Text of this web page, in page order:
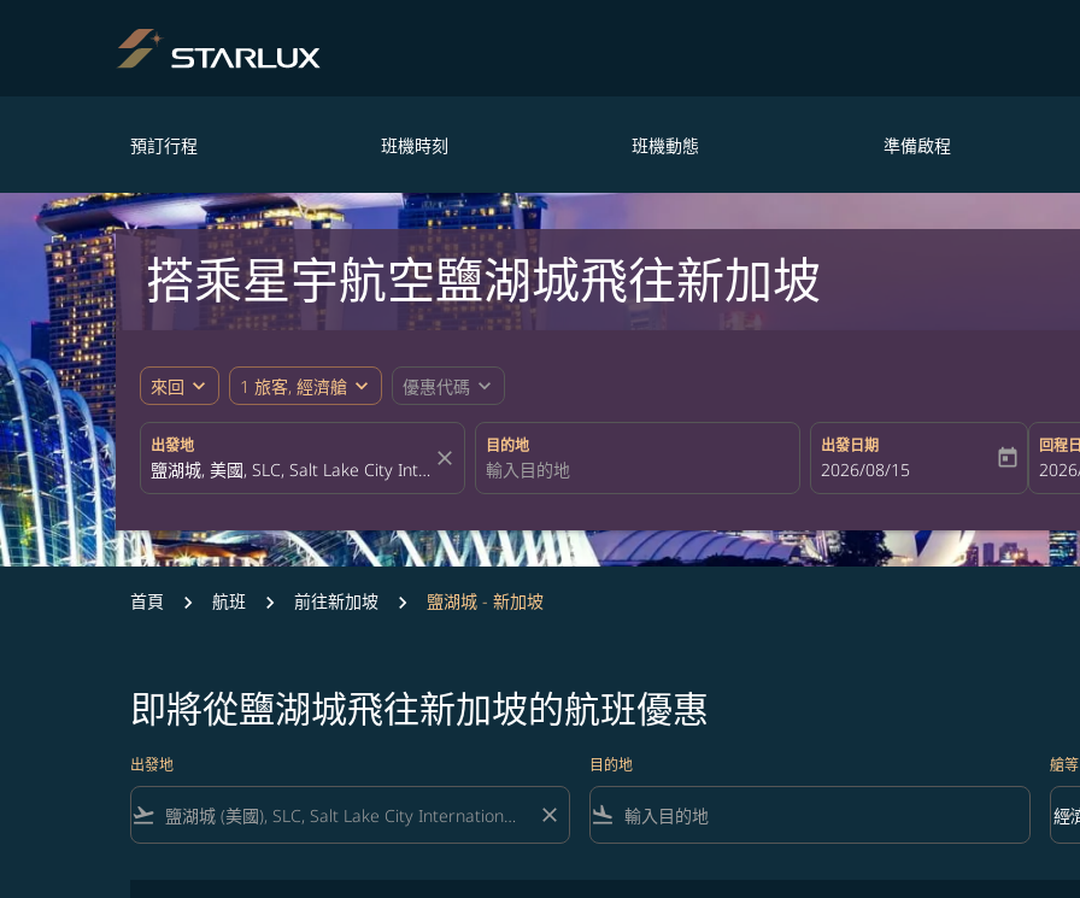
預訂行程 班機時刻 班機動態 準備啟程
搭乘星宇航空鹽湖城飛往新加坡
來回 expand_more 1 旅客, 經濟艙 expand_more 優惠代碼 expand_more
出發地
close
目的地 出發日期
fc-booking-departure-date-aria-
2026/08/15 today
回程
fc-
首頁 航班 前往新加坡 鹽湖城 - 新加坡
即將從鹽湖城飛往新加坡的航班優惠
出發地
flight_takeoff close
目的地
flight_land
艙等
艙
經
keyboard_arrow_down